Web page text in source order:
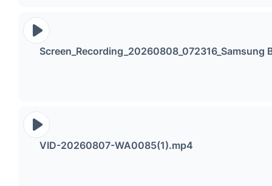
Screen_Recording_20260808_072316_Samsung
VID-20260807-WA0085(1).mp4